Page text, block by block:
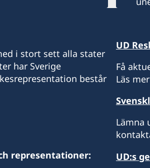
i stort sett alla stater
har Sverige
består
representationer:
UD
Få
Läs
Lämna
UD:s